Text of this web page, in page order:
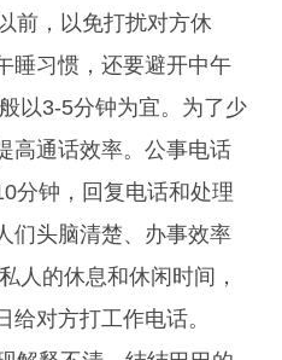
前，以免打扰对方休
睡习惯，还要避开中午
以3-5分钟为宜。为了少
高通话效率。公事电话
分钟，回复电话和处理
们头脑清楚、办事效率
人的休息和休闲时间，
给对方打工作电话。